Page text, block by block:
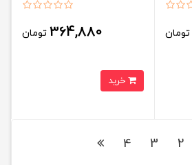
تومان 364,880 تومان
2
3
4